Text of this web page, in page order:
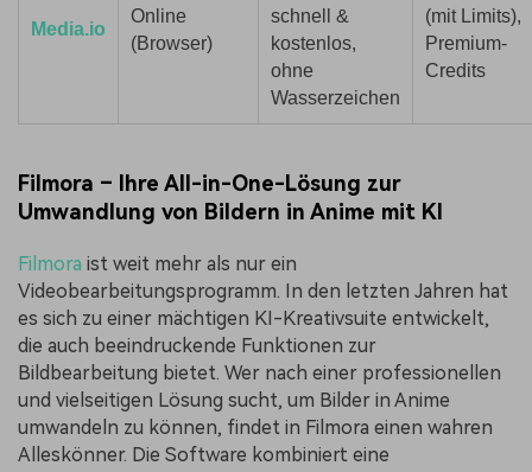
Media.io
Online
(Browser)
schnell &
kostenlos,
ohne
Wasserzeichen
(mit Limits),
Premium-
Credits
Filmora – Ihre All-in-One-Lösung zur
Umwandlung von Bildern in Anime mit KI
Filmora ist weit mehr als nur ein
Videobearbeitungsprogramm. In den letzten Jahren hat
es sich zu einer mächtigen KI-Kreativsuite entwickelt,
die auch beeindruckende Funktionen zur
Bildbearbeitung bietet. Wer nach einer professionellen
und vielseitigen Lösung sucht, um Bilder in Anime
umwandeln zu können, findet in Filmora einen wahren
Alleskönner. Die Software kombiniert eine